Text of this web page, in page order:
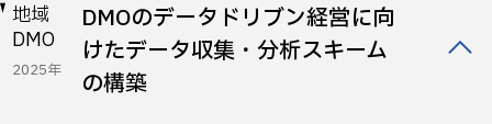
地域
DMO
2025年
DMOのデータドリブン経営に向
けたデータ収集・分析スキーム
の構築